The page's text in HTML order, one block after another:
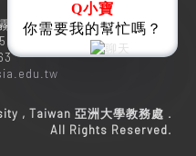
教務處
峰區柳豐路500號
, Taiwan 亞洲大學教務處 .
All Rights Reserved.
Q小寶
你需要我的幫忙嗎？